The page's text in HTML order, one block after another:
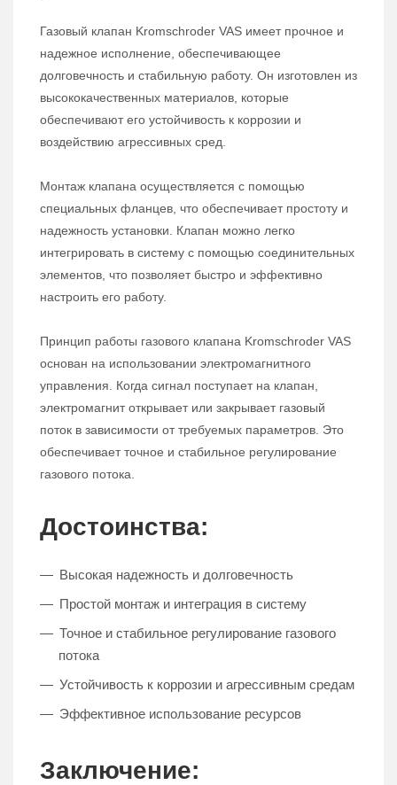
Газовый клапан Kromschroder VAS имеет прочное и
надежное исполнение, обеспечивающее
долговечность и стабильную работу. Он изготовлен из
высококачественных материалов, которые
обеспечивают его устойчивость к коррозии и
воздействию агрессивных сред.
Монтаж клапана осуществляется с помощью
специальных фланцев, что обеспечивает простоту и
надежность установки. Клапан можно легко
интегрировать в систему с помощью соединительных
элементов, что позволяет быстро и эффективно
настроить его работу.
Принцип работы газового клапана Kromschroder VAS
основан на использовании электромагнитного
управления. Когда сигнал поступает на клапан,
электромагнит открывает или закрывает газовый
поток в зависимости от требуемых параметров. Это
обеспечивает точное и стабильное регулирование
газового потока.
Достоинства:
Высокая надежность и долговечность
Простой монтаж и интеграция в систему
Точное и стабильное регулирование газового
потока
Устойчивость к коррозии и агрессивным средам
Эффективное использование ресурсов
Заключение: